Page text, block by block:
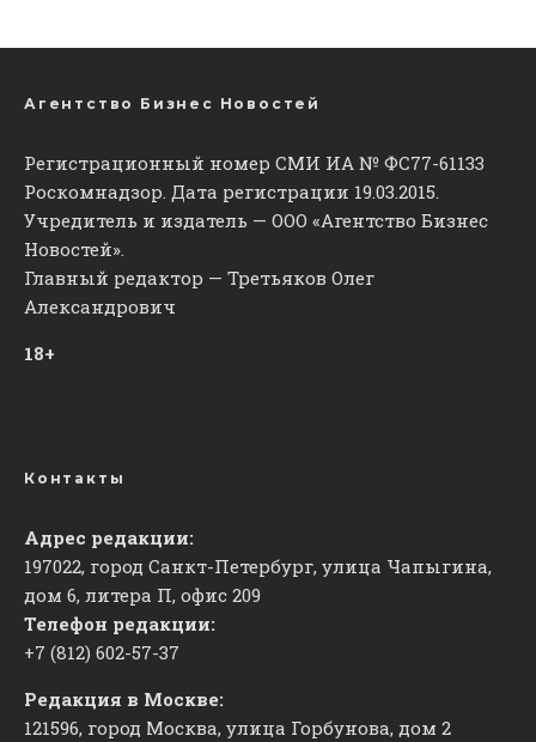
Агентство Бизнес Новостей
Регистрационный номер СМИ ИА № ФС77-61133
Роскомнадзор. Дата регистрации 19.03.2015.
Учредитель и издатель — ООО «Агентство Бизнес
Новостей».
Главный редактор — Третьяков Олег
Александрович
18+
Контакты
Адрес редакции:
197022, город Санкт-Петербург, улица Чапыгина,
дом 6, литера П, офис 209
Телефон редакции:
+7 (812) 602-57-37
Редакция в Москве:
121596, город Москва, улица Горбунова, дом 2